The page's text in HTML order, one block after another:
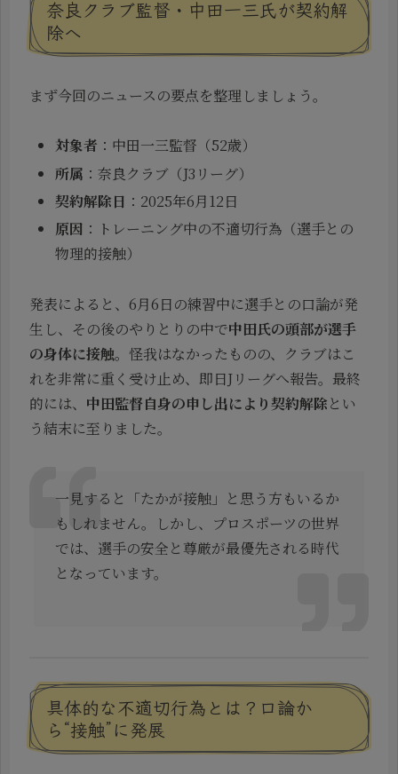
奈良クラブ監督・中田一三氏が契約解
除へ
まず今回のニュースの要点を整理しましょう。
対象者 ：中田一三監督（52歳）
所属 ：奈良クラブ（J3リーグ）
契約解除日 ：2025年6月12日
原因 ：トレーニング中の不適切行為（選手との
物理的接触）
発表によると、6月6日の練習中に選手との口論が発
生し、その後のやりとりの中で中田氏の頭部が選手
の身体に接触。怪我はなかったものの、クラブはこ
れを非常に重く受け止め、即日Jリーグへ報告。最終
的には、 中田監督自身の申し出により契約解除とい
う結末に至りました。
一見すると「たかが接触」と思う方もいるか
もしれません。しかし、プロスポーツの世界
では、選手の安全と尊厳が最優先される時代
となっています。
具体的な不適切行為とは？口論か
ら“接触”に発展